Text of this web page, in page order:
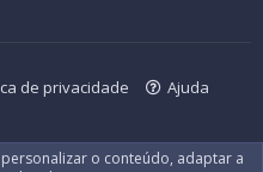
de privacidade
Ajuda
o conteúdo, adaptar a